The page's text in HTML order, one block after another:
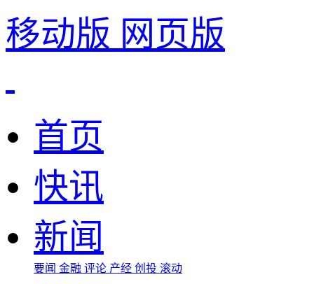
移动版 网页版
首页
快讯
新闻
要闻 金融 评论 产经 创投 滚动